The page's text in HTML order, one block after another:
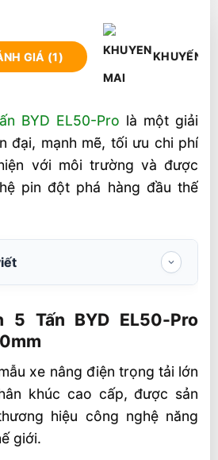
GIÁ (1) KHUYẾN
BYD EL50-Pro là một giải
đại, mạnh mẽ, tối ưu chi phí
với môi trường và được
pin đột phá hàng đầu thế
thuật BYD EL50-Pro
Trội Của Xe Nâng Điện
công nghệ
BYD
5 Tấn BYD EL50-Pro
xe nâng điện trọng tải lớn
khúc cao cấp, được sản
hiệu công nghệ năng
giới.